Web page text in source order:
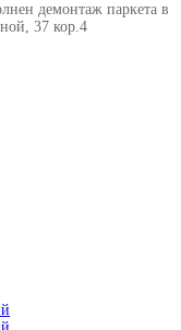
демонтаж паркета в
37 кор.4